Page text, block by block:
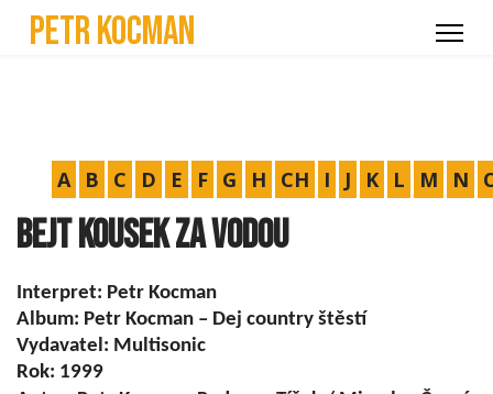
Petr Kocman
A B C D E F G H CH I J K L M N
Bejt kousek za vodou
Interpret: Petr Kocman
Album: Petr Kocman – Dej country štěstí
Vydavatel: Multisonic
Rok: 1999